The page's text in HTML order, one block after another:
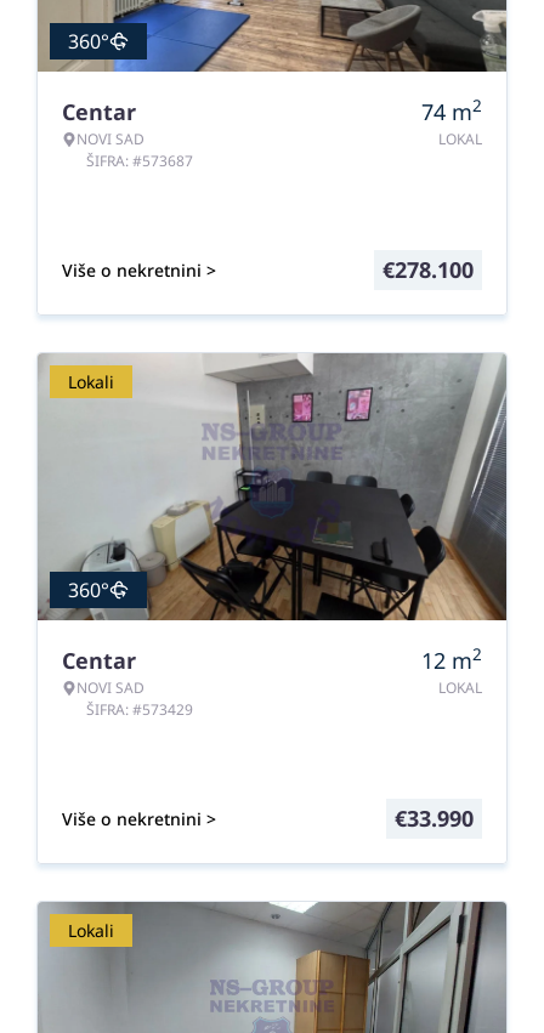
360°
Centar
NOVI SAD
ŠIFRA: #573687
74 m2
LOKAL
Više o nekretnini > €278.100
Lokali
360°
Centar
NOVI SAD
ŠIFRA: #573429
12 m2
LOKAL
Više o nekretnini > €33.990
Lokali